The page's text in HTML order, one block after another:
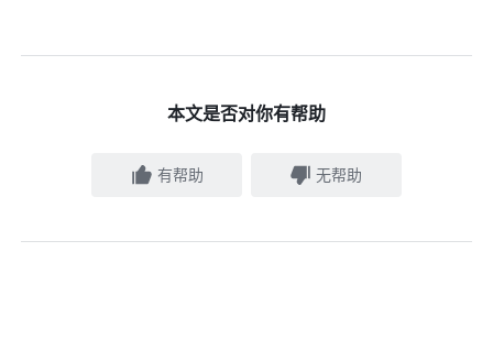
本文是否对你有帮助
有帮助 无帮助